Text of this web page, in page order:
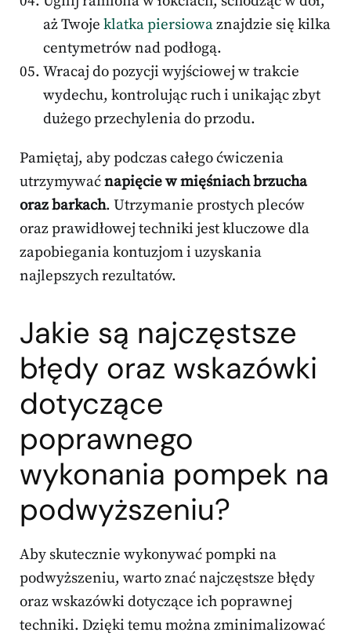
aż Twoje klatka piersiowaznajdzie się kilka
centymetrów nad podłogą.
Wracaj do pozycji wyjściowej w trakcie
wydechu, kontrolując ruch i unikając zbyt
dużego przechylenia do przodu.
Pamiętaj, aby podczas całego ćwiczenia
utrzymywaćnapięcie w mięśniach brzucha
oraz barkach. Utrzymanie prostych pleców
oraz prawidłowej techniki jest kluczowe dla
zapobiegania kontuzjom i uzyskania
najlepszych rezultatów.
Jakie są najczęstsze
błędy oraz wskazówki
dotyczące
poprawnego
wykonania pompek na
podwyższeniu?
Aby skutecznie wykonywać pompki na
podwyższeniu, warto znać najczęstsze błędy
oraz wskazówki dotyczące ich poprawnej
techniki. Dzięki temu można zminimalizować